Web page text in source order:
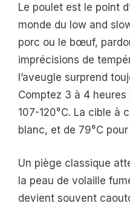
Le poulet est le point
monde du low and
porc ou le bœuf,
imprécisions de
l’aveugle surprend
Comptez 3 à 4
107-120°C. La cible à
blanc, et de 79°C
Un piège classique
la peau de volaille
devient souvent